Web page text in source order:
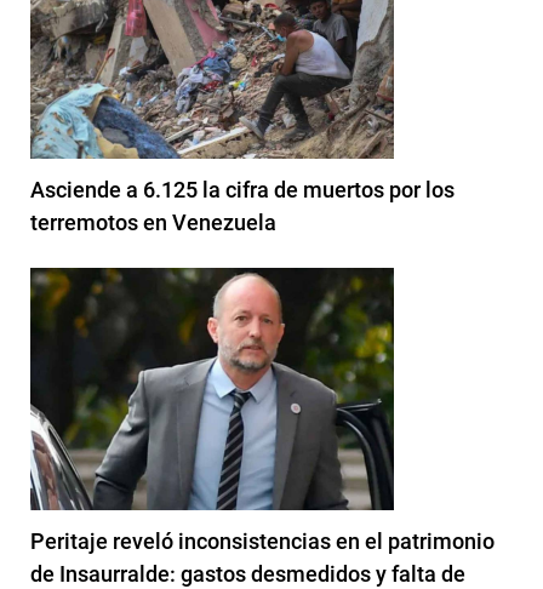
Asciende a 6.125 la cifra de muertos por los
terremotos en Venezuela
Peritaje reveló inconsistencias en el patrimonio
de Insaurralde: gastos desmedidos y falta de